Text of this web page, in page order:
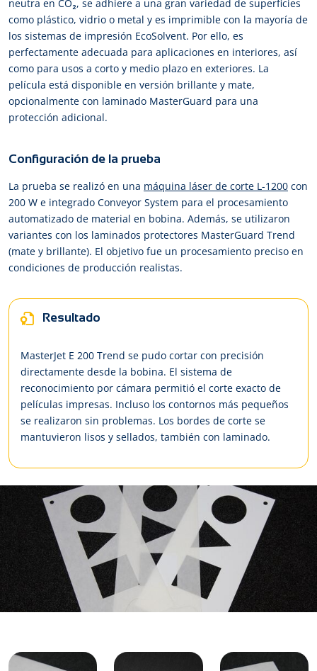
neutra en CO₂, se adhiere a una gran variedad de superficies
como plástico, vidrio o metal y es imprimible con la mayoría de
los sistemas de impresión EcoSolvent. Por ello, es
perfectamente adecuada para aplicaciones en interiores, así
como para usos a corto y medio plazo en exteriores. La
película está disponible en versión brillante y mate,
opcionalmente con laminado MasterGuard para una
protección adicional.
Configuración de la prueba
La prueba se realizó en una máquina láser de corte L-1200 con
200 W e integrado Conveyor System para el procesamiento
automatizado de material en bobina. Además, se utilizaron
variantes con los laminados protectores MasterGuard Trend
(mate y brillante). El objetivo fue un procesamiento preciso en
condiciones de producción realistas.
Resultado
MasterJet E 200 Trend se pudo cortar con precisión
directamente desde la bobina. El sistema de
reconocimiento por cámara permitió el corte exacto de
películas impresas. Incluso los contornos más pequeños
se realizaron sin problemas. Los bordes de corte se
mantuvieron lisos y sellados, también con laminado.